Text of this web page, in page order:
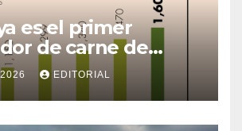
es el primer
de carne de
el mundo
EDITORIAL